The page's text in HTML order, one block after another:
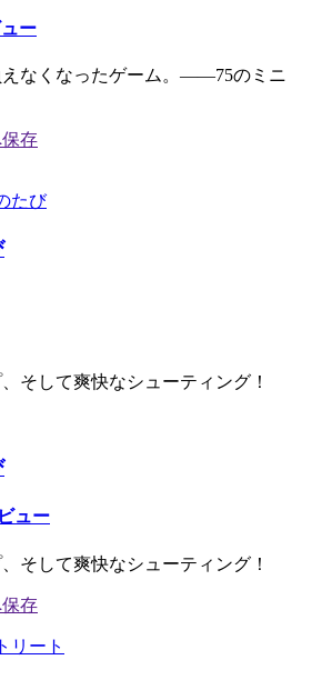
ー
えなくなったゲーム。――75のミニ
そして爽快なシューティング！
ュー
そして爽快なシューティング！